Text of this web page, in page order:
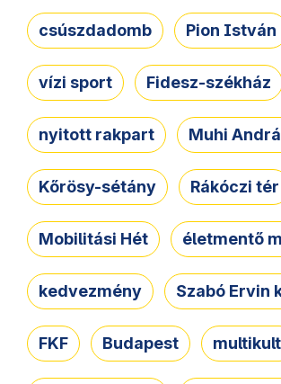
csúszdadomb Pion István
vízi sport Fidesz-székház
nyitott rakpart Muhi
Kőrösy-sétány Rákóczi tér
Mobilitási Hét életmentő
kedvezmény Szabó Ervin
FKF Budapest